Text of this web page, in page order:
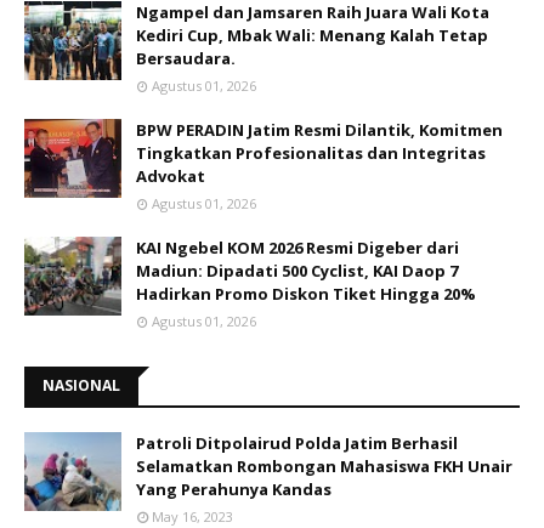
Ngampel dan Jamsaren Raih Juara Wali Kota
Kediri Cup, Mbak Wali: Menang Kalah Tetap
Bersaudara.
Agustus 01, 2026
BPW PERADIN Jatim Resmi Dilantik, Komitmen
Tingkatkan Profesionalitas dan Integritas
Advokat
Agustus 01, 2026
KAI Ngebel KOM 2026 Resmi Digeber dari
Madiun: Dipadati 500 Cyclist, KAI Daop 7
Hadirkan Promo Diskon Tiket Hingga 20%
Agustus 01, 2026
NASIONAL
Patroli Ditpolairud Polda Jatim Berhasil
Selamatkan Rombongan Mahasiswa FKH Unair
Yang Perahunya Kandas
May 16, 2023